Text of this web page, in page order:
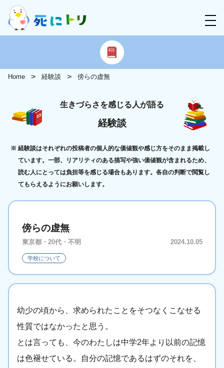
Home 経験談 傍らの虚無
生きづらさを感じる人が語る
経験談
経験談はそれぞれの投稿者の個人的な価値観や感じ方をそのまま掲載し
ています。一部、リアリティのある描写や強い価値観が含まれるため、
読む人にとっては負担等を感じる場合もあります。各自の判断で閲覧し
てもらえるようにお願いします。
傍らの虚無
東京都・20代・不明 2024.10.05
学校について
幼少の頃から、求められたことをそつなくこなせる
性質ではなかったと思う。
とは言っても、今のわたしは中学2年より以前の記憶
は色褪せている。自分の記憶であるはずのそれを、